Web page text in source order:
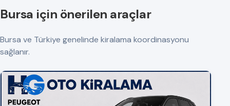
Bursa için önerilen araçlar
Bursa ve Türkiye genelinde kiralama koordinasyonu
sağlanır.